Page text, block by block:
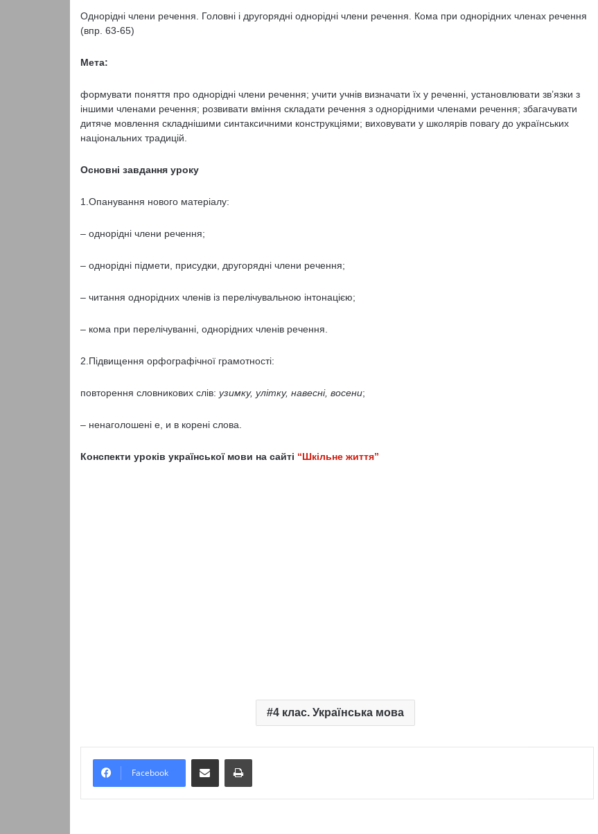
Однорідні члени речення. Головні і другорядні однорідні члени речення. Кома при однорідних членах речення
(впр. 63-65)
Мета:
формувати поняття про однорідні члени речення; учити учнів визначати їх у реченні, установлювати зв’язки з
іншими чле­нами речення; розвивати вміння складати речення з однорідни­ми членами речення; збагачувати
дитяче мовлення складнішими синтаксичними конструкціями; виховувати у школярів повагу до українських
національних традицій.
Основні завдання уроку
1.Опанування нового матеріалу:
– однорідні члени речення;
– однорідні підмети, присудки, другорядні члени речення;
– читання однорідних членів із перелічувальною інтонацією;
– кома при перелічуванні, однорідних членів речення.
2.Підвищення орфографічної грамотності:
повторення словникових слів: узимку, улітку, навесні, восени;
– ненаголошені е, и в корені слова.
Конспекти уроків української мови на сайті “Шкільне життя”
4 клас. Українська мова
Facebook
Надіслати електронною поштоюНадрукувати